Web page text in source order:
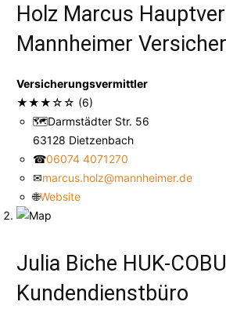
Holz Marcus
Mannheimer
Versicherungsvermittler
★★★☆☆ (6)
🗺Darmstädter Str. 56
63128 Dietzenbach
☎06074 4071270
✉marcus.holz@mannheimer.de
🌐Website
Julia Biche HUK-
Kundendienstbüro